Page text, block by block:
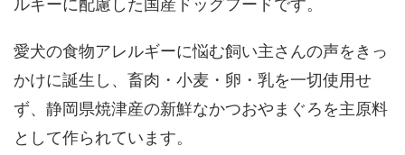
愛犬の食物アレルギーに悩む飼い主さんの声をきっ
かけに誕生し、畜肉・小麦・卵・乳を一切使用せ
ず、静岡県焼津産の新鮮なかつおやまぐろを主原料
として作られています。